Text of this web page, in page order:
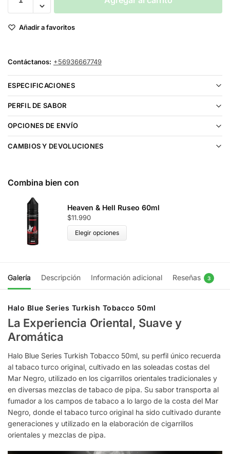
Añadir a favoritos
Contáctanos: +56936667749
ESPECIFICACIONES
PERFIL DE SABOR
OPCIONES DE ENVÍO
CAMBIOS Y DEVOLUCIONES
Combina bien con
Heaven & Hell Ruseo 60ml
$11.990
Elegir opciones
Galería Descripción Información adicional Reseñas 3
Halo Blue Series Turkish Tobacco 50ml
La Experiencia Oriental, Suave y
Aromática
Halo Blue Series Turkish Tobacco 50ml, su perfil único recuerda
al tabaco turco original, cultivado en las soleadas costas del
Mar Negro, utilizado en los cigarrillos orientales tradicionales y
en diversas mezclas de tabaco de pipa. Su sabor transporta al
fumador a los campos de tabaco a lo largo de la costa del Mar
Negro, donde el tabaco turco original ha sido cultivado durante
generaciones y utilizado en la elaboración de cigarrillos
orientales y mezclas de pipa.